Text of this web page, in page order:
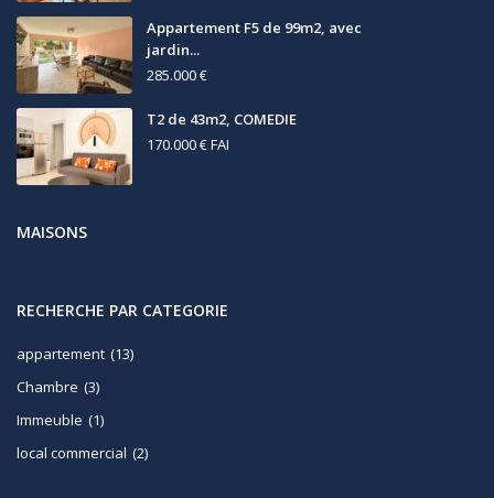
Appartement F5 de 99m2, avec
jardin...
285.000 €
T2 de 43m2, COMEDIE
170.000 €FAI
MAISONS
RECHERCHE PAR CATEGORIE
appartement (13)
Chambre (3)
Immeuble (1)
local commercial (2)